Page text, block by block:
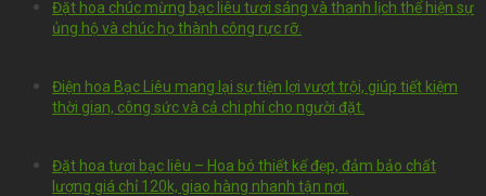
Đặt hoa chúc mừng bạc liêu tươi sáng và thanh lịch thể hiện sự
ủng hộ và chúc họ thành công rực rỡ.
Điện hoa Bạc Liêu mang lại sự tiện lợi vượt trội, giúp tiết kiệm
thời gian, công sức và cả chi phí cho người đặt.
Đặt hoa tươi bạc liêu – Hoa bó thiết kế đẹp, đảm bảo chất
lượng giá chỉ 120k, giao hàng nhanh tận nơi.